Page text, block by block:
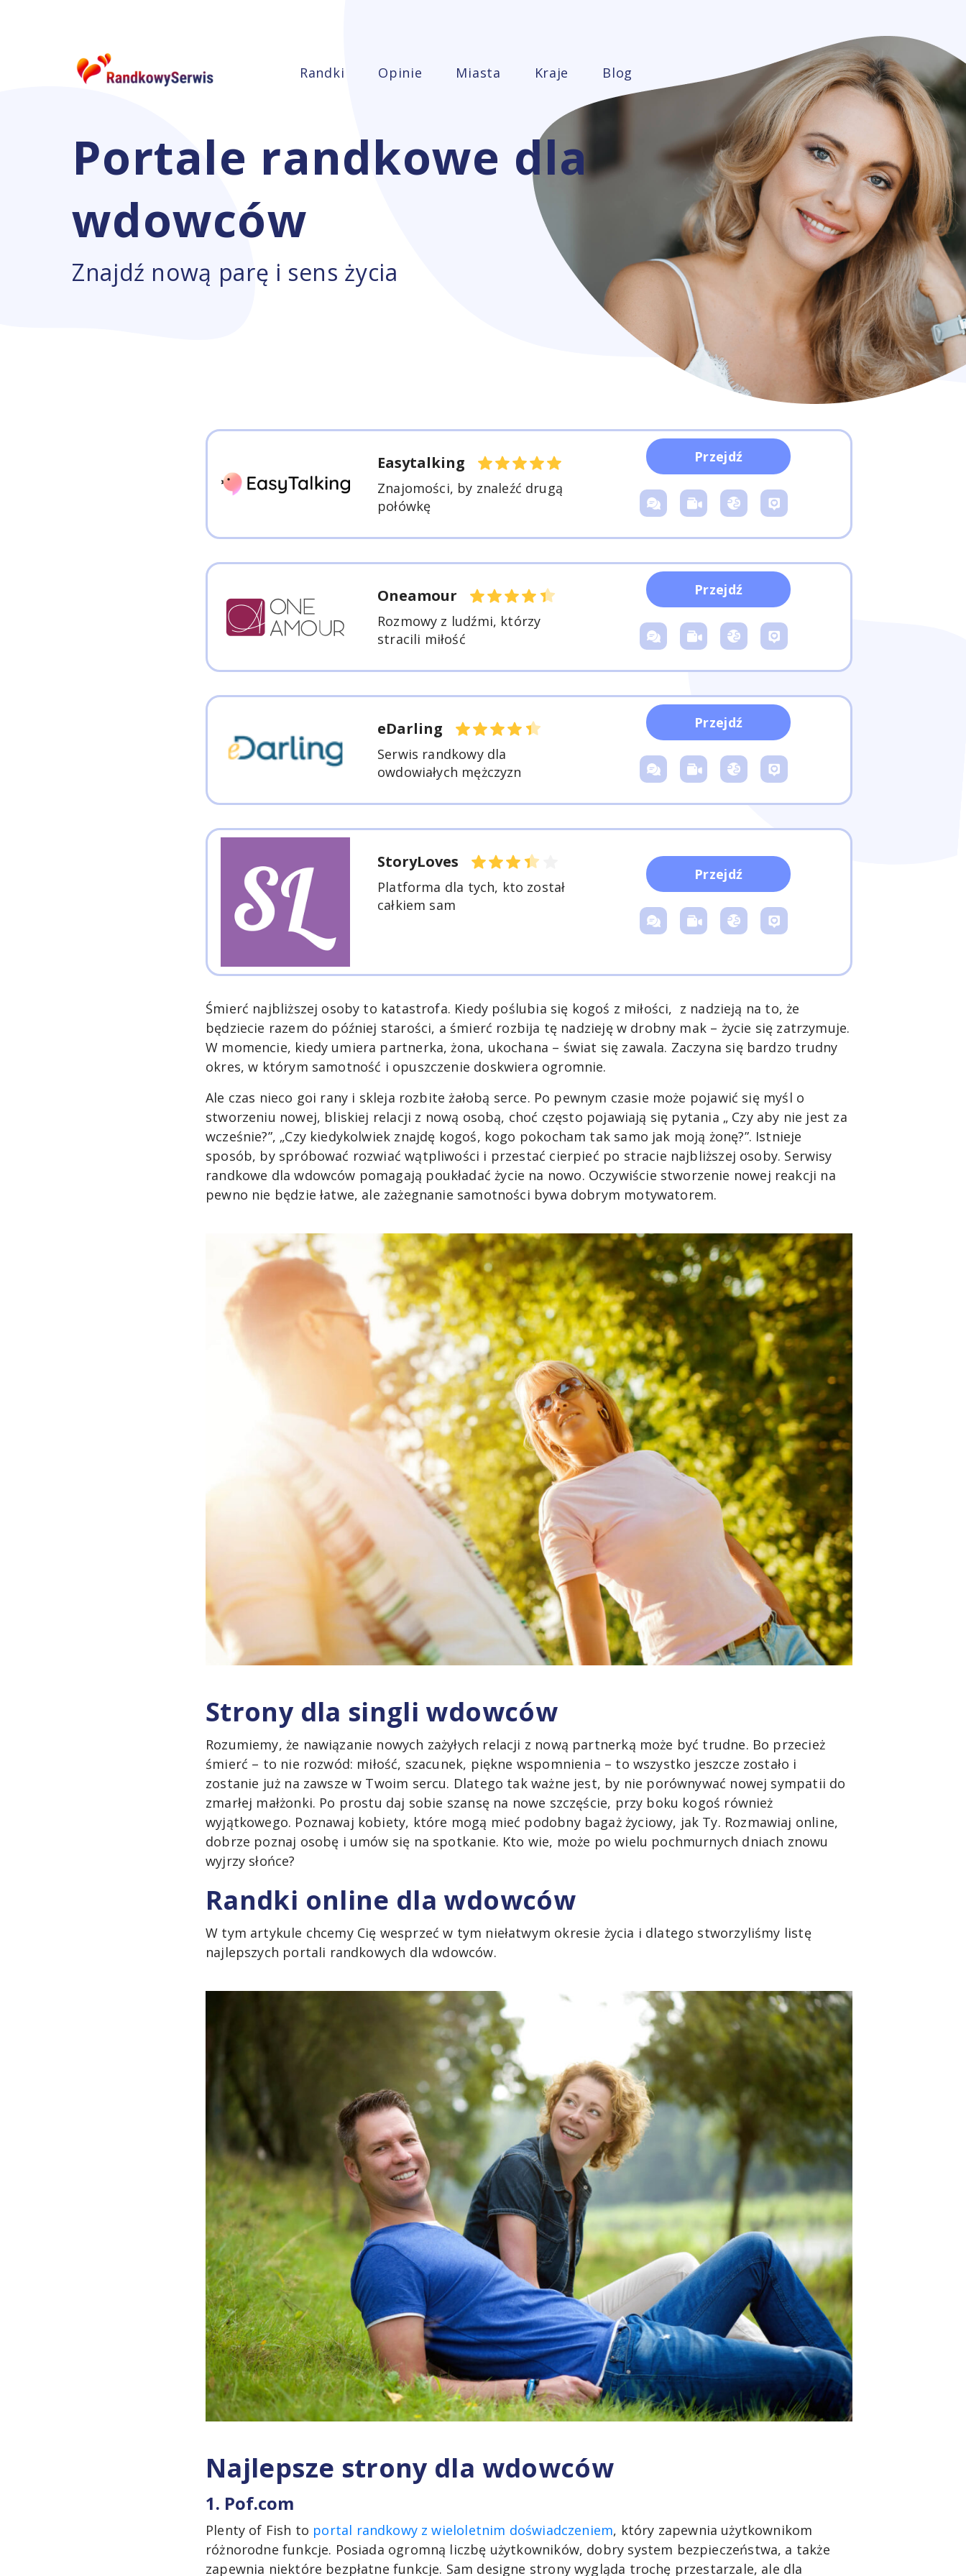
Randki Opinie Miasta Kraje Blog
Portale randkowe dla
wdowców
Znajdź nową parę i sens życia
Easytalking
Znajomości, by znaleźć drugą
połówkę
Przejdź
Oneamour
Rozmowy z ludźmi, którzy
stracili miłość
Przejdź
eDarling
Serwis randkowy dla
owdowiałych mężczyzn
Przejdź
StoryLoves
Platforma dla tych, kto został
całkiem sam
Przejdź
Śmierć najbliższej osoby to katastrofa. Kiedy poślubia się kogoś z miłości, z nadzieją na to, że
będziecie razem do później starości, a śmierć rozbija tę nadzieję w drobny mak – życie się zatrzymuje.
W momencie, kiedy umiera partnerka, żona, ukochana – świat się zawala. Zaczyna się bardzo trudny
okres, w którym samotność i opuszczenie doskwiera ogromnie.
Ale czas nieco goi rany i skleja rozbite żałobą serce. Po pewnym czasie może pojawić się myśl o
stworzeniu nowej, bliskiej relacji z nową osobą, choć często pojawiają się pytania „ Czy aby nie jest za
wcześnie?”, „Czy kiedykolwiek znajdę kogoś, kogo pokocham tak samo jak moją żonę?”. Istnieje
sposób, by spróbować rozwiać wątpliwości i przestać cierpieć po stracie najbliższej osoby. Serwisy
randkowe dla wdowców pomagają poukładać życie na nowo. Oczywiście stworzenie nowej reakcji na
pewno nie będzie łatwe, ale zażegnanie samotności bywa dobrym motywatorem.
Strony dla singli wdowców
Rozumiemy, że nawiązanie nowych zażyłych relacji z nową partnerką może być trudne. Bo przecież
śmierć – to nie rozwód: miłość, szacunek, piękne wspomnienia – to wszystko jeszcze zostało i
zostanie już na zawsze w Twoim sercu. Dlatego tak ważne jest, by nie porównywać nowej sympatii do
zmarłej małżonki. Po prostu daj sobie szansę na nowe szczęście, przy boku kogoś również
wyjątkowego. Poznawaj kobiety, które mogą mieć podobny bagaż życiowy, jak Ty. Rozmawiaj online,
dobrze poznaj osobę i umów się na spotkanie. Kto wie, może po wielu pochmurnych dniach znowu
wyjrzy słońce?
Randki online dla wdowców
W tym artykule chcemy Cię wesprzeć w tym niełatwym okresie życia i dlatego stworzyliśmy listę
najlepszych portali randkowych dla wdowców.
Najlepsze strony dla wdowców
1. Pof.com
Plenty of Fish to portal randkowy z wieloletnim doświadczeniem, który zapewnia użytkownikom
różnorodne funkcje. Posiada ogromną liczbę użytkowników, dobry system bezpieczeństwa, a także
zapewnia niektóre bezpłatne funkcje. Sam designe strony wygląda trochę przestarzale, ale dla